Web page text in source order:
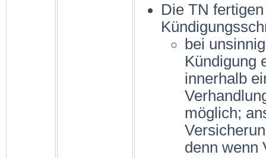
Die TN
bei
Kündigung
innerhalb
möglich;
denn wenn